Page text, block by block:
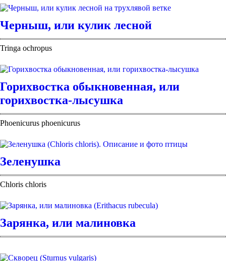
Черныш, или кулик лесной
Tringa ochropus
Горихвостка обыкновенная, или
горихвостка-лысушка
Phoenicurus phoenicurus
Зеленушка
Chloris chloris
Зарянка, или малиновка